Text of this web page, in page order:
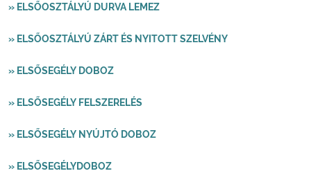
» ELSŐOSZTÁLYÚ DURVA LEMEZ
» ELSŐOSZTÁLYÚ ZÁRT ÉS NYITOTT SZELVÉNY
» ELSŐSEGÉLY DOBOZ
» ELSŐSEGÉLY FELSZERELÉS
» ELSŐSEGÉLY NYÚJTÓ DOBOZ
» ELSŐSEGÉLYDOBOZ